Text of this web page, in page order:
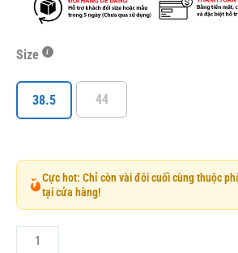
Size
38.5 44
Cực hot: Chỉ còn vài đôi cuối cùng thuộc
tại cửa hàng!